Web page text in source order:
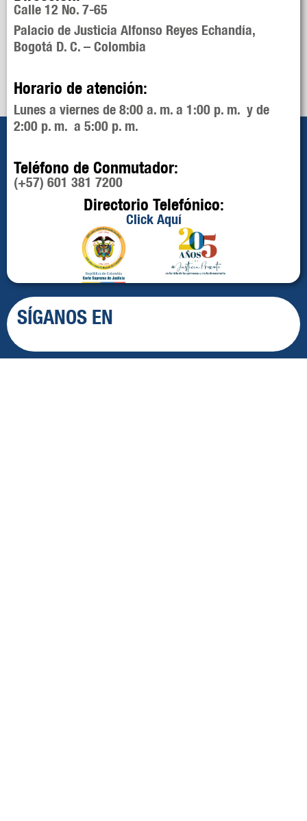
Calle 12 No. 7-65
Palacio de Justicia Alfonso Reyes Echandía,
Bogotá D. C. – Colombia
Horario de atención:
Lunes a viernes de 8:00 a. m. a 1:00 p. m. y de
2:00 p. m. a 5:00 p. m.
Teléfono de Conmutador:
(+57) 601 381 7200
Directorio Telefónico:
Click Aquí
SÍGANOS EN